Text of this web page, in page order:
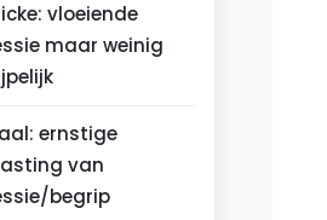
vloeiende
maar weinig
ernstige
van
begrip